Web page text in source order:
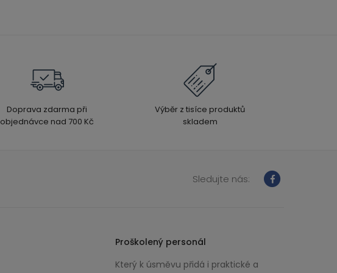
Doprava zdarma při
objednávce nad 700 Kč
Výběr z tisíce produktů
skladem
Sledujte nás:
Proškolený personál
Který k úsměvu přidá i praktické a